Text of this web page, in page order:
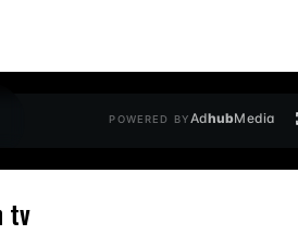
POWERED BYAdhubMedia
tv